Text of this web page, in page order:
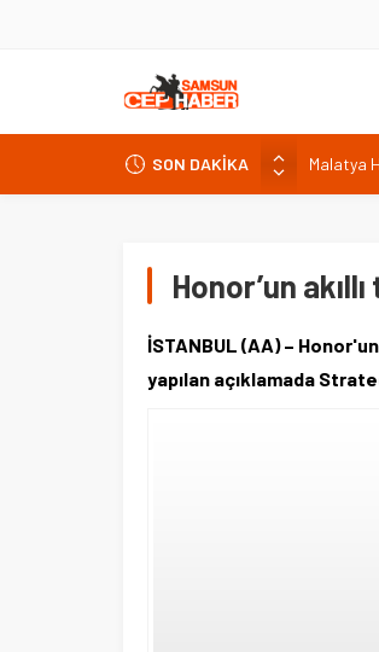
SON DAKİKA
Malatya
Akülü
Honor’un
İSTANBUL (AA) –
yapılan açıklamada